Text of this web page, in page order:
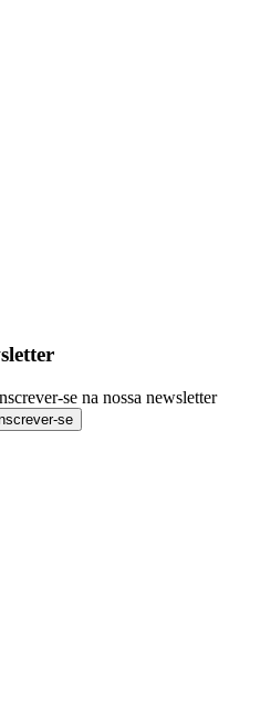
se na nossa newsletter
se